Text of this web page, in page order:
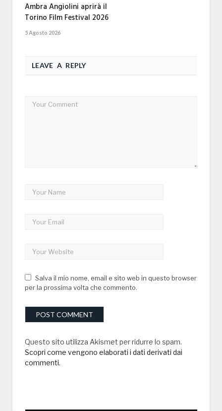
Ambra Angiolini aprirà il
Torino Film Festival 2026
5 Agosto 2026
LEAVE A REPLY
Salva il mio nome, email e sito web in questo browser
per la prossima volta che commento.
Questo sito utilizza Akismet per ridurre lo spam.
Scopri come vengono elaborati i dati derivati dai
commenti.